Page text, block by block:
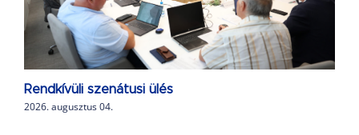
Rendkívüli szenátusi ülés
2026. augusztus 04.